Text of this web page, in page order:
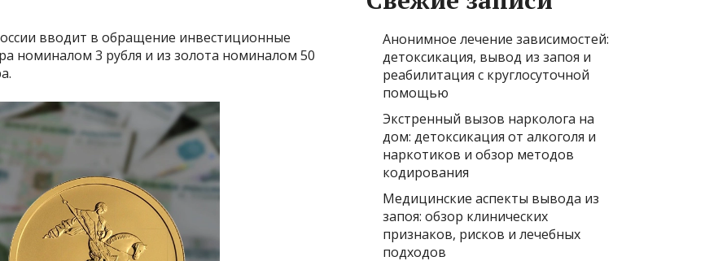
вводит в обращение инвестиционные
номиналом 3 рубля и из золота номиналом 50
Анонимное лечение зависимостей:
детоксикация, вывод из запоя и
реабилитация с круглосуточной
помощью
Экстренный вызов нарколога на
дом: детоксикация от алкоголя и
наркотиков и обзор методов
кодирования
Медицинские аспекты вывода из
запоя: обзор клинических
признаков, рисков и лечебных
подходов